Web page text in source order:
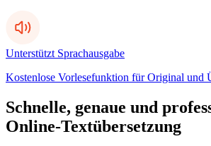
Unterstützt Sprachausgabe
Kostenlose Vorlesefunktion für Original und
Schnelle, genaue und
Online-Textübersetzung